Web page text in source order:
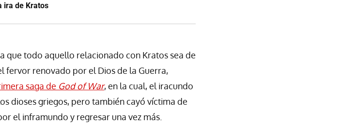
ira de Kratos
que todo aquello relacionado con Kratos sea de
fervor renovado por el Dios de la Guerra,
saga de God of War, en la cual, el iracundo
dioses griegos, pero también cayó víctima de
el inframundo y regresar una vez más.